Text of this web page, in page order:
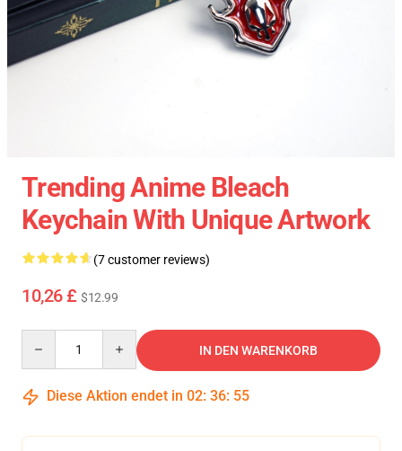
Trending Anime Bleach
Keychain With Unique Artwork
(7 customer reviews)
10,26 £ $12.99
IN DEN WARENKORB
Diese Aktion endet in 02: 36: 54